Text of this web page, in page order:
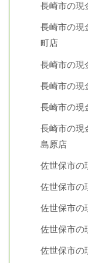
長崎市の
長崎市の
町店
長崎市の
長崎市の
長崎市の
長崎市の
島原店
佐世保市
佐世保市
佐世保市
佐世保市
佐世保市